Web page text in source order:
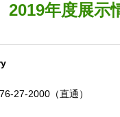
2019年度展示
27-2000（直通）